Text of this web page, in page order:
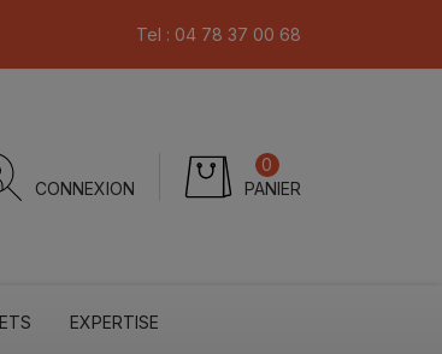
Tel : 04 78 37 00 68
CONNEXION PANIER
0
EXPERTISE